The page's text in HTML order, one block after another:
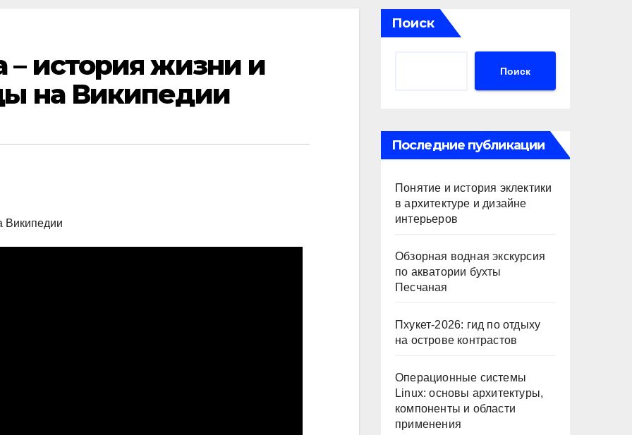
история жизни и
на Википедии
Поиск
Поиск
Последние публикации
Понятие и история эклектики
в архитектуре и дизайне
интерьеров
Обзорная водная экскурсия
по акватории бухты
Песчаная
Пхукет-2026: гид по отдыху
на острове контрастов
Операционные системы
Linux: основы архитектуры,
компоненты и области
применения